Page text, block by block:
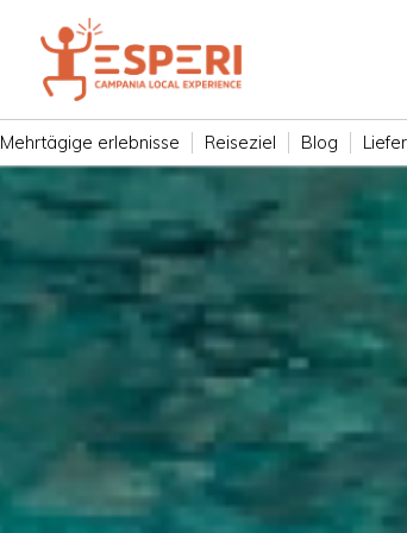
Mehrtägige erlebnisse Reiseziel Blog